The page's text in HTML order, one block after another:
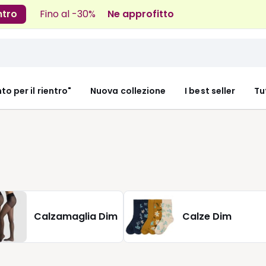
Fino al -30% Ne approfitto
per il rientro" Nuova collezione I best seller
Calzamaglia Dim Calze Dim